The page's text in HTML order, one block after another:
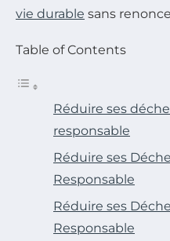
vie durable sans
Table of Contents
Réduire ses
responsable
Réduire ses
Responsable
Réduire ses
Responsable